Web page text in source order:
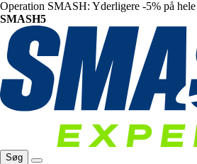
Operation SMASH: Yderligere -5% på hele
SMASH5
Søg